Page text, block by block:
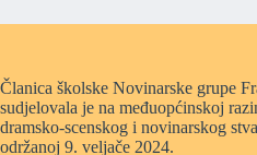
Članica školske Novinarske grupe
sudjelovala je na međuopćinskoj
dramsko-scenskog i novinarskog
održanoj 9. veljače 2024.